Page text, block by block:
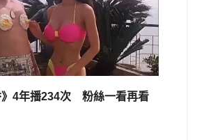
》4年播234次 粉絲一看再看